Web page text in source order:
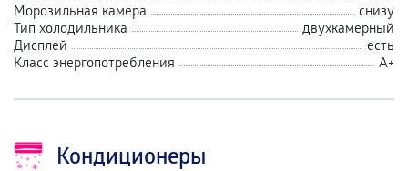
Морозильная камера
снизу
Тип холодильника
двухкамерный
Дисплей
есть
Класс энергопотребления
А+
Кондиционеры